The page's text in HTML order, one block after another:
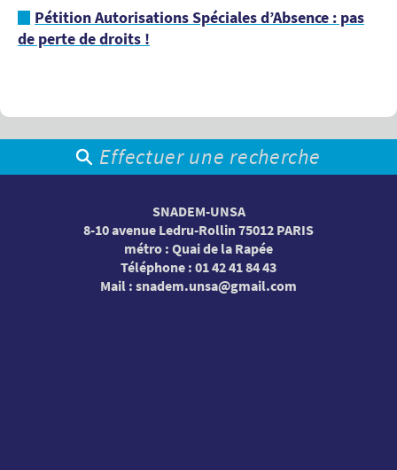
Pétition Autorisations Spéciales d’Absence : pas
de perte de droits !
Effectuer une recherche
SNADEM-UNSA
8-10 avenue Ledru-Rollin 75012 PARIS
métro : Quai de la Rapée
Téléphone : 01 42 41 84 43
Mail :snadem.unsa@gmail.com